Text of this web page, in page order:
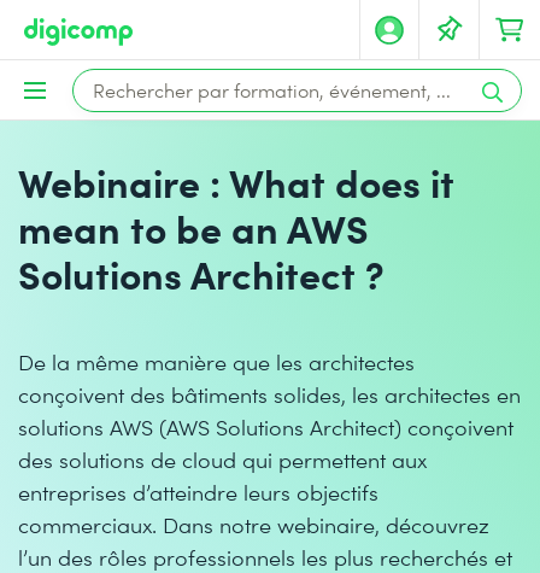
Webinaire : What does it
mean to be an AWS
Solutions Architect ?
De la même manière que les architectes
conçoivent des bâtiments solides, les architectes en
solutions AWS (AWS Solutions Architect) conçoivent
des solutions de cloud qui permettent aux
entreprises d’atteindre leurs objectifs
commerciaux. Dans notre webinaire, découvrez
l’un des rôles professionnels les plus recherchés et